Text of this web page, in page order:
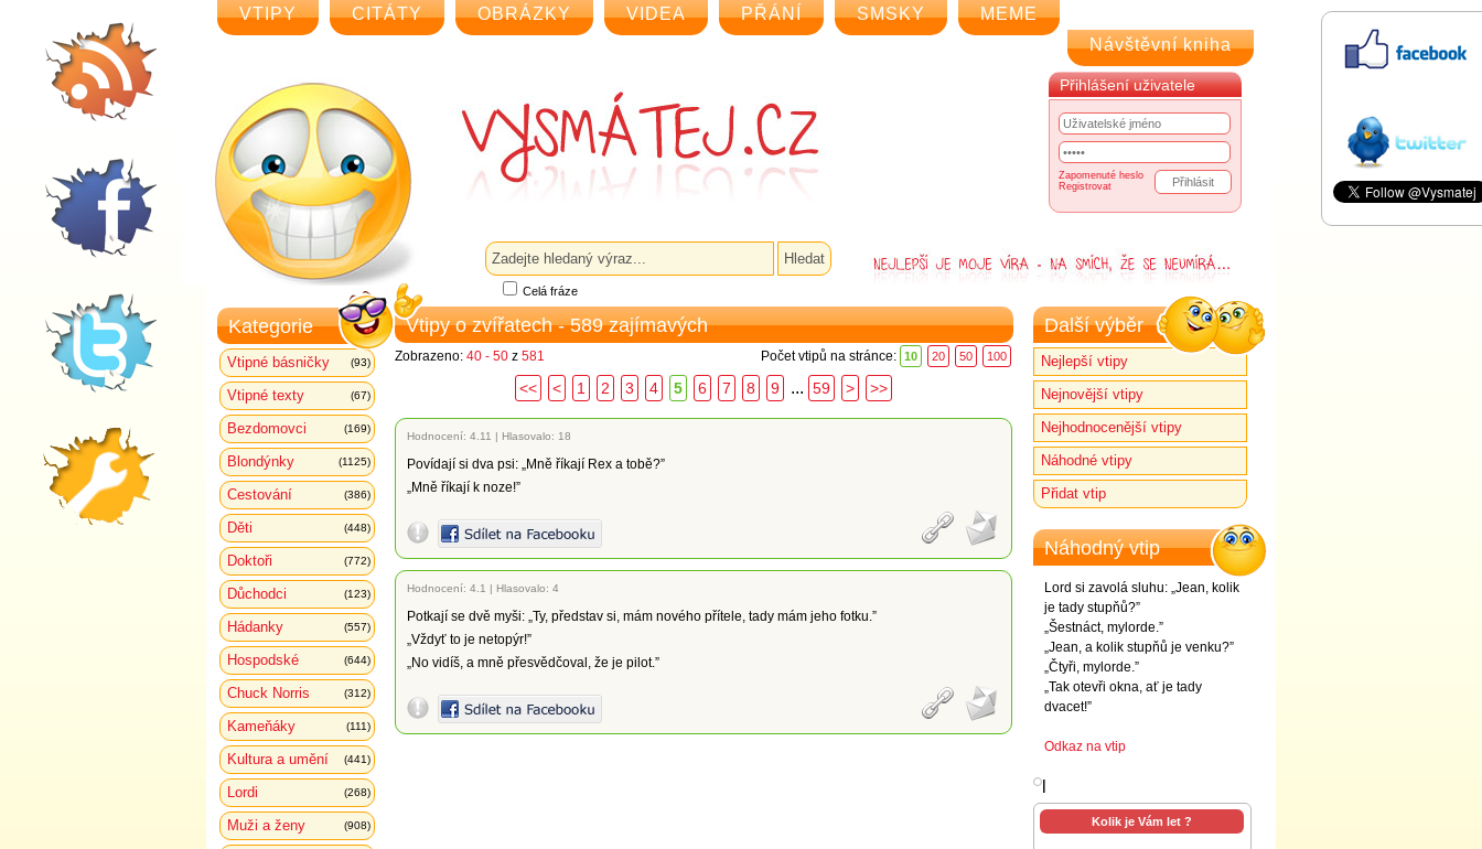
VTIPY CITÁTY OBRÁZKY VIDEA PŘÁNÍ SMSKY
MEME
Návštěvní kniha
Přihlášení uživatele
Zapomenuté heslo
Registrovat
Celá fráze
Kategorie
Vtipné básničky (93)
Vtipné texty (67)
Bezdomovci (169)
Blondýnky (1125)
Cestování (386)
Děti (448)
Doktoři (772)
Důchodci (123)
Hádanky (557)
Hospodské (644)
Chuck Norris (312)
Kameňáky (111)
Kultura a umění (441)
Lordi (268)
Muži a ženy (908)
Vtipy o zvířatech - 589 zajímavých
Zobrazeno: 40 - 50 z 581 Počet vtipů na stránce: 10 20 50 100
<< < 1 2 3 4 5 6 7 8 9 ... 59 > >>
Hodnocení: 4.11 | Hlasovalo: 18
Povídají si dva psi: „Mně říkají Rex a tobě?”
„Mně říkají k noze!”
Hodnocení: 4.1 | Hlasovalo: 4
Potkají se dvě myši: „Ty, představ si, mám nového přítele, tady mám jeho fotku.”
„Vždyť to je netopýr!”
„No vidíš, a mně přesvědčoval, že je pilot.”
Další výběr
Nejlepší vtipy
Nejnovější vtipy
Nejhodnocenější vtipy
Náhodné vtipy
Přidat vtip
Náhodný vtip
Lord si zavolá sluhu: „Jean, kolik
je tady stupňů?”
„Šestnáct, mylorde.”
„Jean, a kolik stupňů je venku?”
„Čtyři, mylorde.”
„Tak otevři okna, ať je tady
dvacet!”
Odkaz na vtip
Kolik je Vám let ?